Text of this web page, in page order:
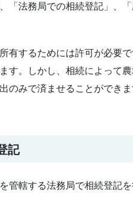
「法務局での相続登記」、
有するためには許可が必要
す。しかし、相続によって
のみで済ませることができま
記
管轄する法務局で相続登記